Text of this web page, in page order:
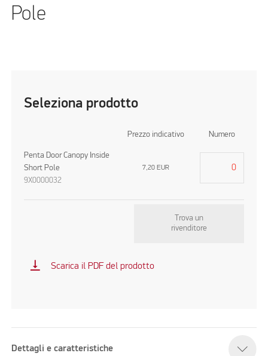
Pole
Seleziona prodotto
Prezzo indicativo Numero
Penta Door Canopy Inside
Short Pole
9X0000032
7,20 EUR
Trova un
rivenditore
vertical_align_bottom Scarica il PDF del prodotto
Dettagli e caratteristiche